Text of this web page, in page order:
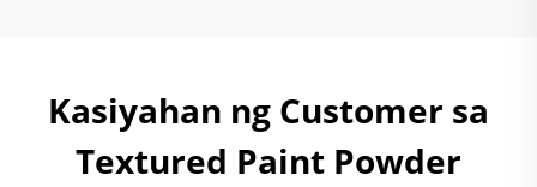
Kasiyahan ng Customer sa
Textured Paint Powder